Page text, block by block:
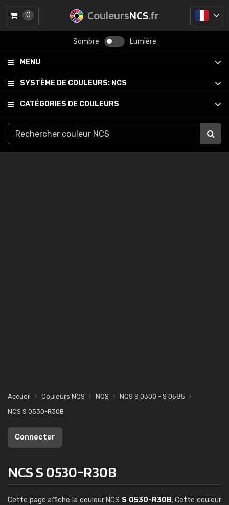
CouleursNCS.fr
Sombre Lumière
MENU
SYSTÈME DE COULEURS: NCS
CATÉGORIES DE COULEURS
0
Accueil Couleurs NCS NCS
NCS S 0300 - S 0585
NCS S 0530-R30B
Connecter
NCS S 0530-R30B
Cette page affiche la couleur NCS S 0530-R30B. Cette couleur